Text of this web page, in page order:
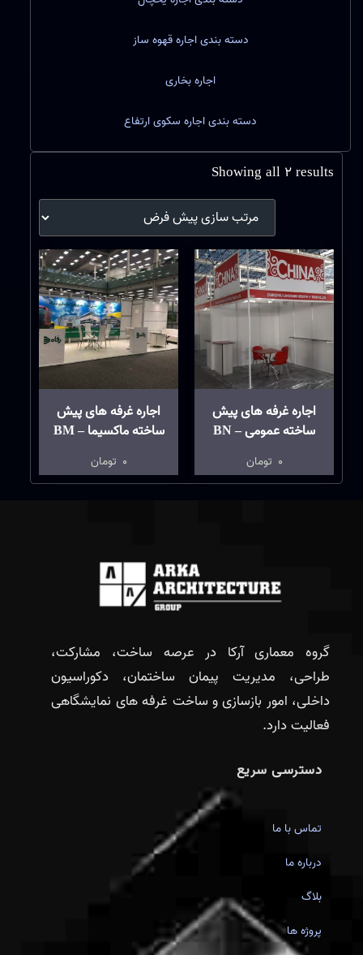
دسته بندی اجاره قهوه ساز
اجاره بخاری
دسته بندی اجاره سکوی ارتفاع
Showing all 2 results
اجاره غرفه های پیش
ساخته عمومی – BN
0 تومان
اجاره غرفه های پیش
ساخته ماکسیما – BM
0 تومان
گروه معماری آرکا در عرصه ساخت، مشارکت،
طراحی، مدیریت پیمان ساختمان، دکوراسیون
داخلی، امور بازسازی و ساخت غرفه های نمایشگاهی
فعالیت دارد.
دسترسی سریع
تماس با ما
درباره ما
بلاگ
پروژه ها